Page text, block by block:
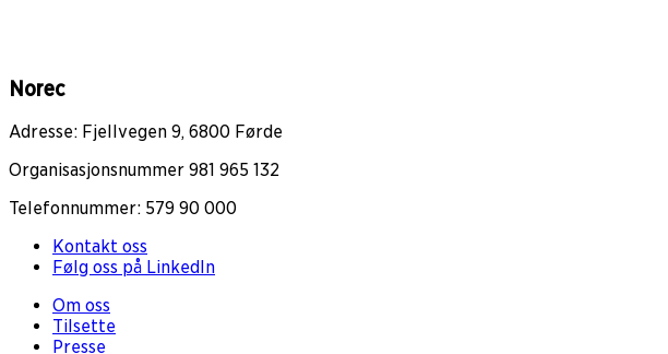
Norec
Adresse: Fjellvegen 9, 6800 Førde
Organisasjonsnummer 981 965 132
Telefonnummer: 579 90 000
Kontakt oss
Følg oss på LinkedIn
Om oss
Tilsette
Presse